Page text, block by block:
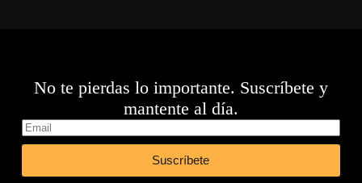
No te pierdas lo importante. Suscríbete y
mantente al día.
Suscríbete